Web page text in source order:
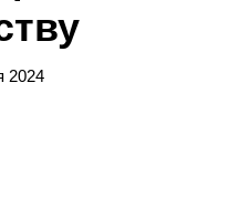
2024